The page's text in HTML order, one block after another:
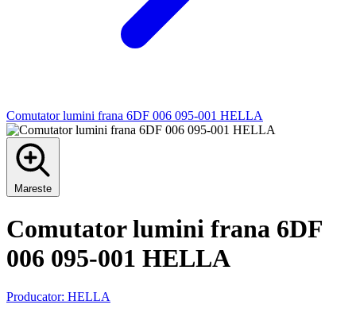
Comutator lumini frana 6DF 006 095-001 HELLA
Mareste
Comutator lumini frana 6DF
006 095-001 HELLA
Producator: HELLA